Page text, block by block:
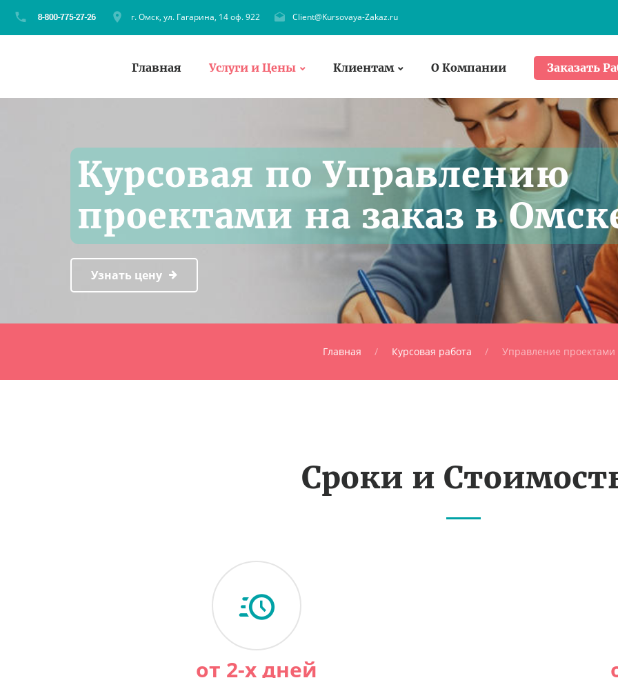
г. Омск, ул. Гагарина, 14 оф. 922 Client@Kursovaya-Zakaz.ru
Главная Услуги и Цены Клиентам О Компании Заказать
Курсовая по Управлению
проектами на заказ в
Узнать цену
Главная Курсовая работа Управление проектами
Сроки и
от 2-х дней